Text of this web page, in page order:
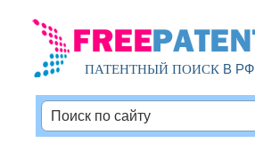
ПАТЕНТНЫЙ ПОИСКВ РФ